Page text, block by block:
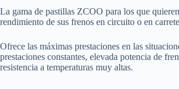
La gama de pastillas ZCOO para los que
rendimiento de sus frenos en circuito o en
Ofrece las máximas prestaciones en las
prestaciones constantes, elevada potencia de
resistencia a temperaturas muy altas.